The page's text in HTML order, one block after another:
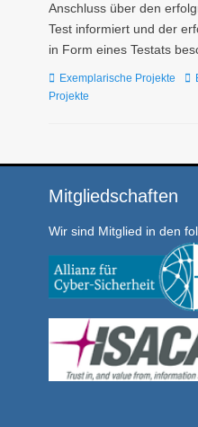
Anschluss über den
Test informiert und der
in Form eines Testats
Kategorien
Exemplarische Projekte
Projekte
Mitgliedschaften
Wir sind Mitglied in den